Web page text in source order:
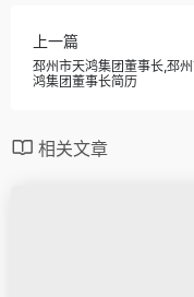
上一篇
邳州市天鸿集团董事长,邳
鸿集团董事长简历
相关文章